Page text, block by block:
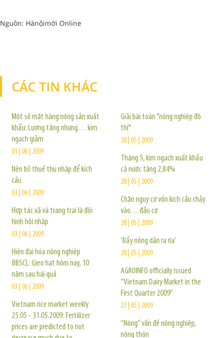
Nguồn: Hànộimới Online
CÁC TIN KHÁC
Một số mặt hàng nông sản xuất
khẩu: Lượng tăng nhưng… kim
ngạch giảm
03 | 06 | 2009
Nên bỏ thuế thu nhập để kích
cầu
03 | 06 | 2009
Hợp tác xã và trang trại là đội
hình hội nhập
03 | 06 | 2009
Hiện đại hóa nông nghiệp
ĐBSCL: Gieo hạt hôm nay, 10
năm sau hái quả
03 | 06 | 2009
Vietnam rice market weekly
25.05 - 31.05.2009: Fertilizer
prices are predicted to not
Giải bài toán "nông nghiệp đô
thị"
28 | 05 | 2009
Tháng 5, kim ngạch xuất khẩu
cả nước tăng 2,84%
28 | 05 | 2009
Chặn nguy cơ vốn kích cầu chảy
vào… đầu cơ
28 | 05 | 2009
’Đẩy nông dân ra rìa’
28 | 05 | 2009
AGROINFO officially issued
“Vietnam Dairy Market in the
First Quarter 2009”
27 | 05 | 2009
“Nóng” vấn đề nông nghiệp,
nông thôn